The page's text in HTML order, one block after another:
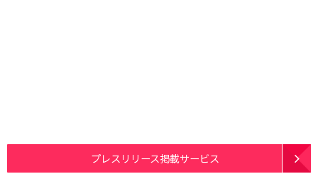
プレスリリース掲載サービス